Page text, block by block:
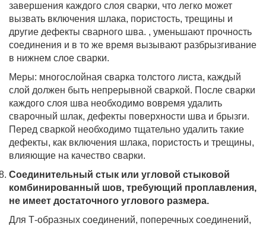
завершения каждого слоя сварки, что легко может
вызвать включения шлака, пористость, трещины и
другие дефекты сварного шва. , уменьшают прочность
соединения и в то же время вызывают разбрызгивание
в нижнем слое сварки.
Меры: многослойная сварка толстого листа, каждый
слой должен быть непрерывной сваркой. После сварки
каждого слоя шва необходимо вовремя удалить
сварочный шлак, дефекты поверхности шва и брызги.
Перед сваркой необходимо тщательно удалить такие
дефекты, как включения шлака, пористость и трещины,
влияющие на качество сварки.
Соединительный стык или угловой стыковой
комбинированный шов, требующий проплавления,
не имеет достаточного углового размера.
Для Т-образных соединений, поперечных соединений,